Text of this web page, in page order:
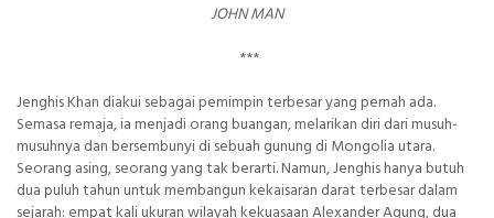
JOHN MAN
***
Jenghis Khan diakui sebagai pemimpin terbesar yang pernah ada.
Semasa remaja, ia menjadi orang buangan, melarikan diri dari musuh-
musuhnya dan bersembunyi di sebuah gunung di Mongolia utara.
Seorang asing, seorang yang tak berarti. Namun, Jenghis hanya butuh
dua puluh tahun untuk membangun kekaisaran darat terbesar dalam
sejarah: empat kali ukuran wilayah kekuasaan Alexander Agung, dua